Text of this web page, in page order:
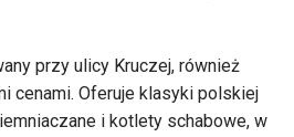
przy ulicy Kruczej, również
cenami. Oferuje klasyki polskiej
i kotlety schabowe, w